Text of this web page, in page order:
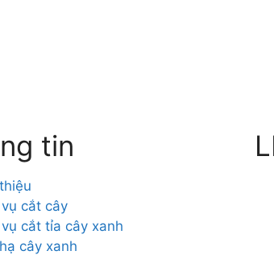
tin
cắt cây
cắt tỉa cây xanh
cây xanh